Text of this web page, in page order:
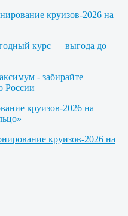
круизов-2026 на
курс — выгода до
- забирайте
России
круизов-2026 на
круизов-2026 на